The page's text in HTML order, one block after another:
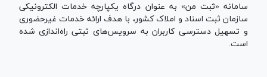
سامانه «ثبت من» به عنوان درگاه یکپارچه خدمات الکترونیکی
سازمان ثبت اسناد و املاک کشور، با هدف ارائه خدمات غیرحضوری
و تسهیل دسترسی کاربران به سرویس‌های ثبتی راه‌اندازی شده
است.